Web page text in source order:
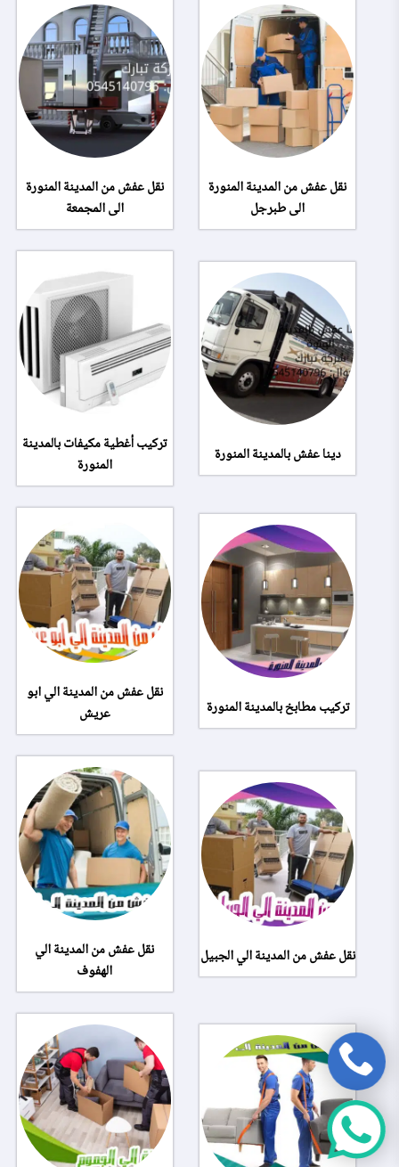
نقل عفش من المدينة المنورة
الى طبرجل
نقل عفش من المدينة المنورة
الى المجمعة
دينا عفش بالمدينة المنورة
تركيب أغطية مكيفات بالمدينة
المنورة
تركيب مطابخ بالمدينة المنورة
نقل عفش من المدينة الي ابو
عريش
نقل عفش من المدينة الي الجبيل
نقل عفش من المدينة الي
الهفوف